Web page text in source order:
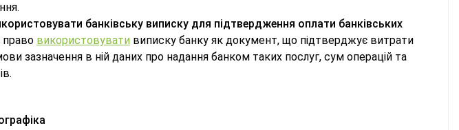
банківську виписку для підтвердження оплати банківських
право використовувати виписку банку як документ, що підтверджує витрати
зазначення в ній даних про надання банком таких послуг, сум операцій та